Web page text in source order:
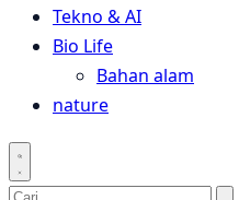
Tekno & AI
Bio Life
Bahan alam
nature